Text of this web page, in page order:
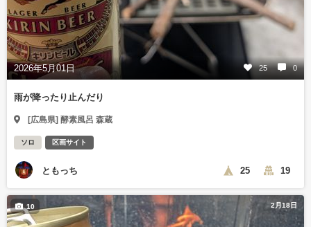
2026年5月01日 25 0
雨が降ったり止んだり
[広島県] 酵素風呂 森蔵
ソロ 区画サイト
ともっち 25 19
2月18日
10